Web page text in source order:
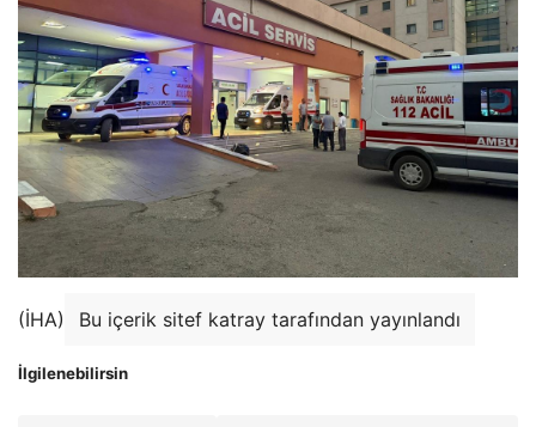
(İHA) Bu içerik sitef katray tarafından yayınlandı
İlgilenebilirsin